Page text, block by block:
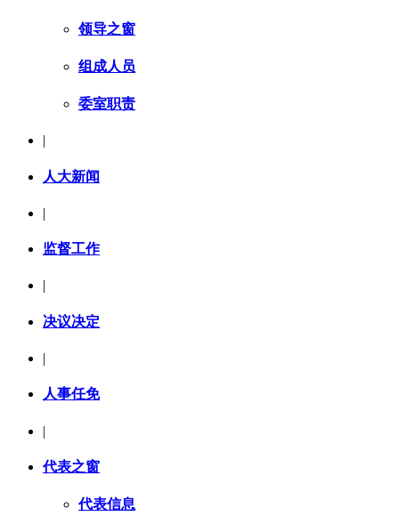
领导之窗
组成人员
委室职责
|
人大新闻
|
监督工作
决议决定
|
人事任免
|
代表之窗
代表信息